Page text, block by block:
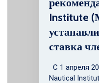
Institute
ставка
С 1 апреля
Nautical